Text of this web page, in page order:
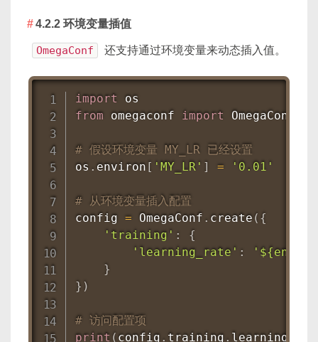
4.2.2 环境变量插值
OmegaConf 还支持通过环境变量来动态插入值。
import
from omegaconf import OmegaConf
# 假设环境变量 MY_LR 已经设置
os . environ [ 'MY_LR' ] = '0.01'
# 从环境变量插入配置
config = OmegaConf . create ( {
'training' :
{
'learning_rate' :
}
} )
# 访问配置项
print ( config . training .